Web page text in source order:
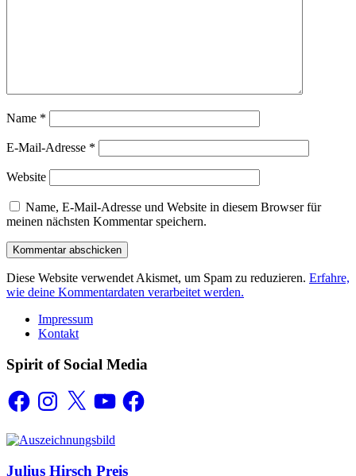
Name *
E-Mail-Adresse *
Website
Name, E-Mail-Adresse und Website in diesem Browser für
meinen nächsten Kommentar speichern.
Diese Website verwendet Akismet, um Spam zu reduzieren. Erfahre,
wie deine Kommentardaten verarbeitet werden.
Impressum
Kontakt
Spirit of Social Media
FacebookInstagram
X YouTubeFacebook
Auszeichnungen
Julius Hirsch Preis